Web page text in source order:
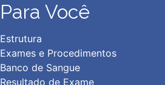
Para Você
Estrutura
Exames e Procedimentos
Banco de Sangue
Resultado de Exame